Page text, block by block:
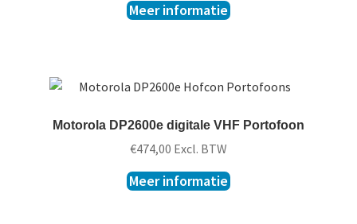
Meer informatie
Motorola DP2600e digitale VHF Portofoon
€474,00 Excl. BTW
Meer informatie